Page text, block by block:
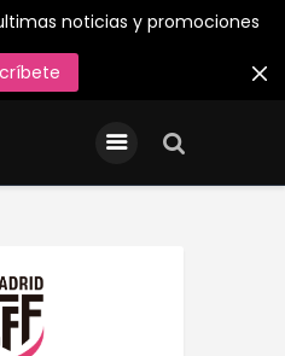
noticias y promociones
CFF